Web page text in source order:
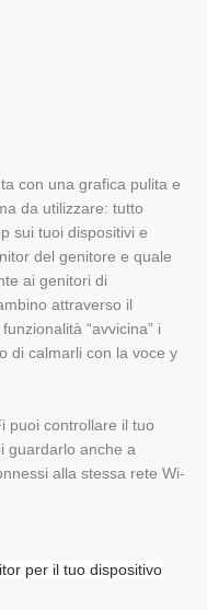
con una grafica pulita e
da utilizzare: tutto
sui tuoi dispositivi e
del genitore e quale
ai genitori di
attraverso il
“avvicina” i
di calmarli con la voce y
puoi controllare il tuo
guardarlo anche a
alla stessa rete Wi-
per il tuo dispositivo